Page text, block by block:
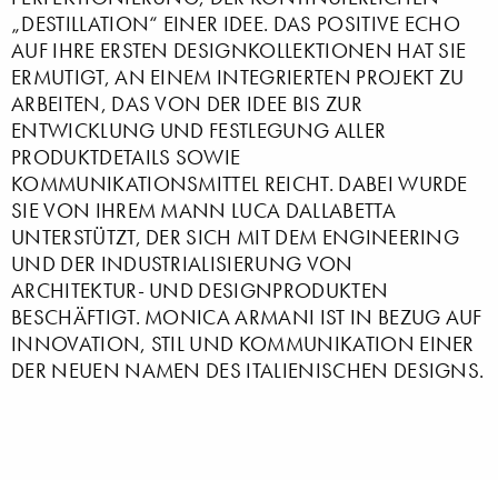
„DESTILLATION“ EINER IDEE. DAS POSITIVE ECHO
AUF IHRE ERSTEN DESIGNKOLLEKTIONEN HAT SIE
ERMUTIGT, AN EINEM INTEGRIERTEN PROJEKT ZU
ARBEITEN, DAS VON DER IDEE BIS ZUR
ENTWICKLUNG UND FESTLEGUNG ALLER
PRODUKTDETAILS SOWIE
KOMMUNIKATIONSMITTEL REICHT. DABEI WURDE
SIE VON IHREM MANN LUCA DALLABETTA
UNTERSTÜTZT, DER SICH MIT DEM ENGINEERING
UND DER INDUSTRIALISIERUNG VON
ARCHITEKTUR- UND DESIGNPRODUKTEN
BESCHÄFTIGT. MONICA ARMANI IST IN BEZUG AUF
INNOVATION, STIL UND KOMMUNIKATION EINER
DER NEUEN NAMEN DES ITALIENISCHEN DESIGNS.